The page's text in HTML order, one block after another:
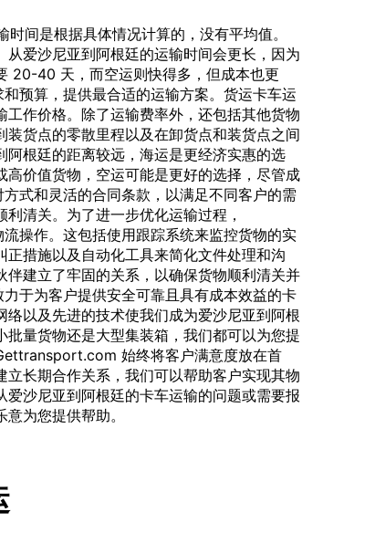
间是根据具体情况计算的，没有平均值。
爱沙尼亚到阿根廷的运输时间会更长，因为
20-40 天，而空运则快得多，但成本也更
预算，提供最合适的运输方案。货运卡车运
作价格。除了运输费率外，还包括其他货物
货点的零散里程以及在卸货点和装货点之间
根廷的距离较远，海运是更经济实惠的选
价值货物，空运可能是更好的选择，尽管成
式和灵活的合同条款，以满足不同客户的需
清关。为了进一步优化运输过程，
操作。这包括使用跟踪系统来监控货物的实
措施以及自动化工具来简化文件处理和沟
建立了牢固的关系，以确保货物顺利清关并
于为客户提供安全可靠且具有成本效益的卡
以及先进的技术使我们成为爱沙尼亚到阿根
量货物还是大型集装箱，我们都可以为您提
始终将客户满意度放在首
长期合作关系，我们可以帮助客户实现其物
沙尼亚到阿根廷的卡车运输的问题或需要报
为您提供帮助。